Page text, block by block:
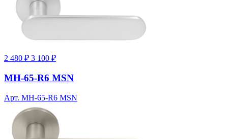
2 480 ₽ 3 100 ₽
MH-65-R6 MSN
Арт. MH-65-R6 MSN